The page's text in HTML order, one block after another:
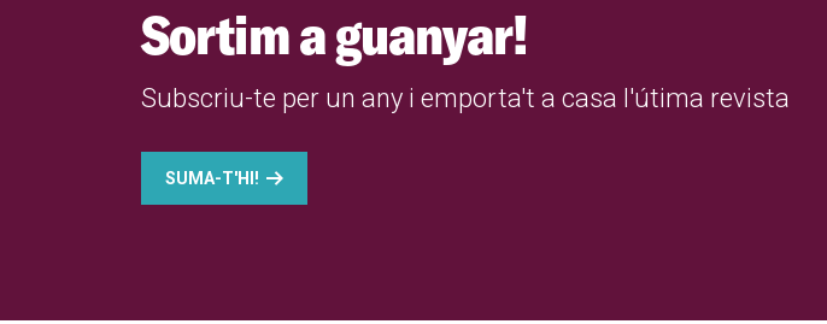
Sortim a guanyar!
Subscriu-te per un any i emporta't a casa l'útima revista
SUMA-T'HI!